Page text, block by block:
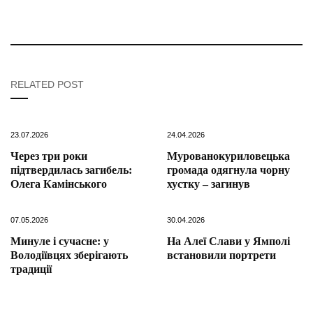
RELATED POST
23.07.2026
Через три роки
підтвердилась загибель:
Олега Камінського
24.04.2026
Мурованокуриловецька
громада одягнула чорну
хустку – загинув
07.05.2026
Минуле і сучасне: у
Володіївцях зберігають
традиції
30.04.2026
На Алеї Слави у Ямполі
встановили портрети